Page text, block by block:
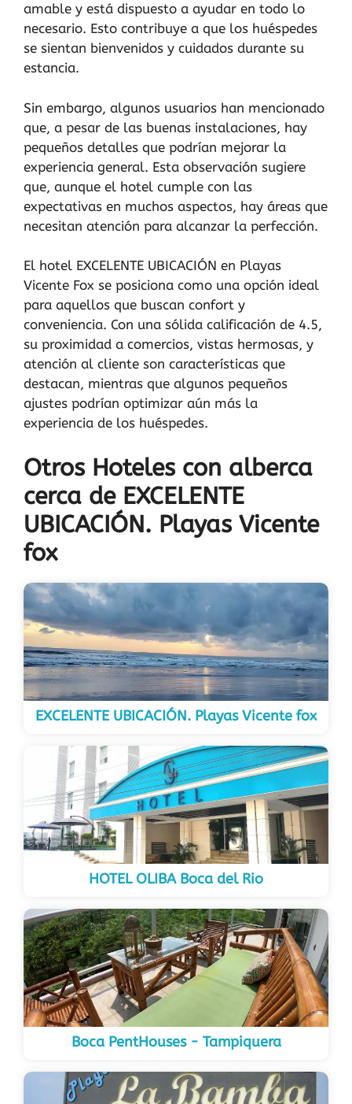
amable y está dispuesto a ayudar en todo lo
necesario. Esto contribuye a que los huéspedes
se sientan bienvenidos y cuidados durante su
estancia.
Sin embargo, algunos usuarios han mencionado
que, a pesar de las buenas instalaciones, hay
pequeños detalles que podrían mejorar la
experiencia general. Esta observación sugiere
que, aunque el hotel cumple con las
expectativas en muchos aspectos, hay áreas que
necesitan atención para alcanzar la perfección.
El hotel EXCELENTE UBICACIÓN en Playas
Vicente Fox se posiciona como una opción ideal
para aquellos que buscan confort y
conveniencia. Con una sólida calificación de 4.5,
su proximidad a comercios, vistas hermosas, y
atención al cliente son características que
destacan, mientras que algunos pequeños
ajustes podrían optimizar aún más la
experiencia de los huéspedes.
Otros Hoteles con alberca
cerca de EXCELENTE
UBICACIÓN. Playas Vicente
fox
EXCELENTE UBICACIÓN. Playas Vicente fox
HOTEL OLIBA Boca del Rio
Boca PentHouses - Tampiquera